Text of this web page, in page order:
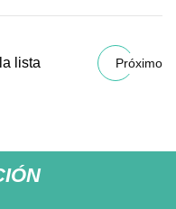
lista Próximo